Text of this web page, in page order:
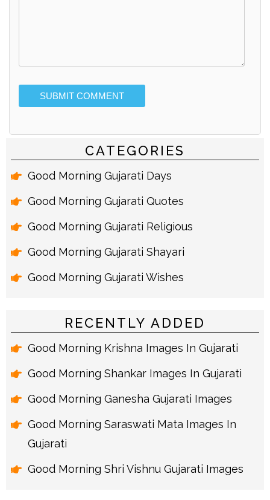
Alternative:
CATEGORIES
Good Morning Gujarati Days
Good Morning Gujarati Quotes
Good Morning Gujarati Religious
Good Morning Gujarati Shayari
Good Morning Gujarati Wishes
RECENTLY ADDED
Good Morning Krishna Images In Gujarati
Good Morning Shankar Images In Gujarati
Good Morning Ganesha Gujarati Images
Good Morning Saraswati Mata Images In
Gujarati
Good Morning Shri Vishnu Gujarati Images